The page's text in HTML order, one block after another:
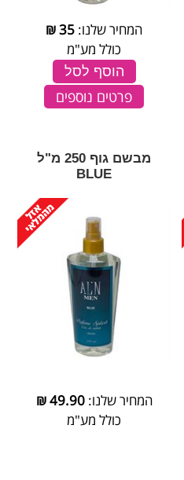
המחיר שלנו: 35
₪
כולל מע"מ
הוסף לסל
פרטים נוספים
מבשם גוף 250 מ"ל
BLUE
המחיר שלנו:49.90
₪
כולל מע"מ